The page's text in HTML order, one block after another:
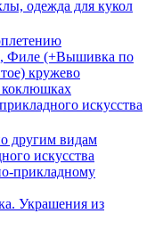
одежда для кукол
Филе (+Вышивка по
кружево
коклюшках
искусства
другим видам
искусства
прикладному
Украшения из